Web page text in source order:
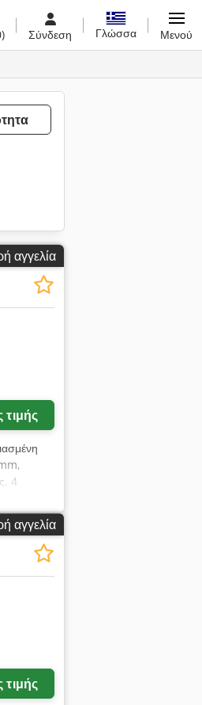
Σύνδεση Γλώσσα Μενού
αγγελία
4
την
αγγελία